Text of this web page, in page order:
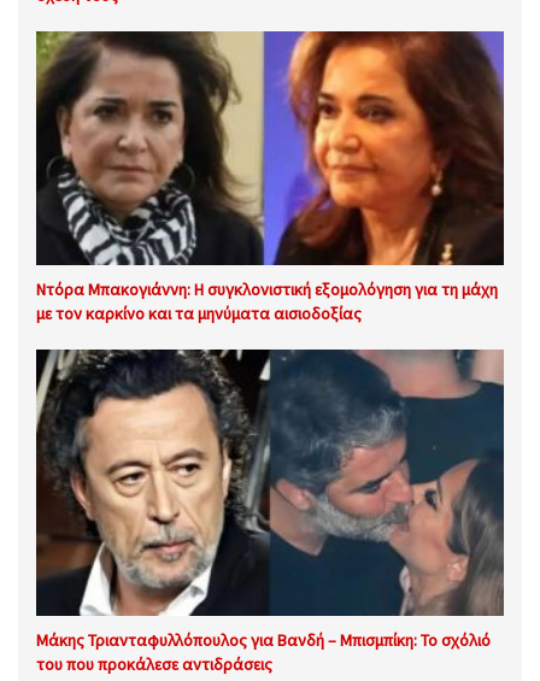
Ντόρα Μπακογιάννη: Η συγκλονιστική εξομολόγηση για τη μάχη
με τον καρκίνο και τα μηνύματα αισιοδοξίας
Μάκης Τριανταφυλλόπουλος για Βανδή – Μπισμπίκη: Το σχόλιό
του που προκάλεσε αντιδράσεις